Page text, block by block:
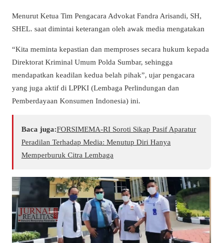
Menurut Ketua Tim Pengacara Advokat Fandra Arisandi, SH,
SHEL. saat dimintai keterangan oleh awak media mengatakan
“Kita meminta kepastian dan memproses secara hukum kepada
Direktorat Kriminal Umum Polda Sumbar, sehingga
mendapatkan keadilan kedua belah pihak”, ujar pengacara
yang juga aktif di LPPKI (Lembaga Perlindungan dan
Pemberdayaan Konsumen Indonesia) ini.
Baca juga:​FORSIMEMA-RI Soroti Sikap Pasif Aparatur
Peradilan Terhadap Media: Menutup Diri Hanya
Memperburuk Citra Lembaga